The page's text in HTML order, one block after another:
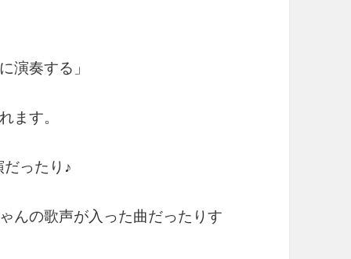
演奏する」
ます。
ったり♪
んの歌声が入った曲だったりす